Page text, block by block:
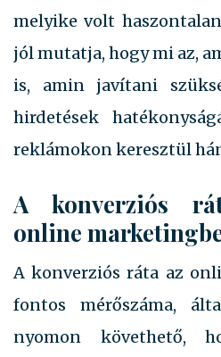
melyike volt
jól mutatja, hogy mi az,
is, amin javítani
hirdetések
reklámokon keresztül
A konverziós
online
A konverziós ráta az
fontos mérőszáma,
nyomon követhető,